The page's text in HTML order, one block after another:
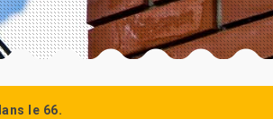
le 66.